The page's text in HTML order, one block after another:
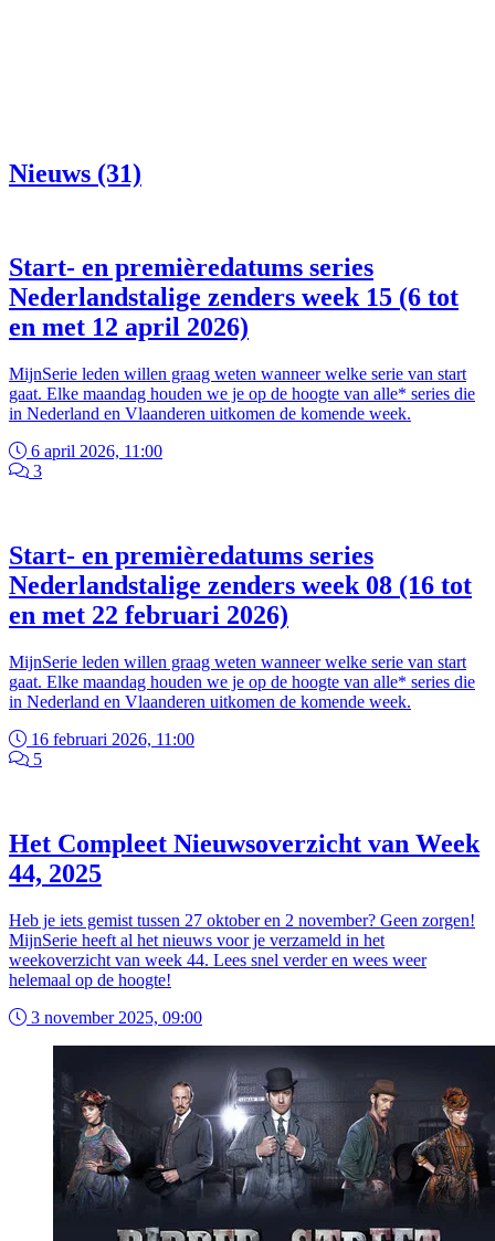
Nieuws (31)
Start- en premièredatums series
Nederlandstalige zenders week 15 (6 tot
en met 12 april 2026)
MijnSerie leden willen graag weten wanneer welke serie van start
gaat. Elke maandag houden we je op de hoogte van alle* series die
in Nederland en Vlaanderen uitkomen de komende week.
6 april 2026, 11:00
3
Start- en premièredatums series
Nederlandstalige zenders week 08 (16 tot
en met 22 februari 2026)
MijnSerie leden willen graag weten wanneer welke serie van start
gaat. Elke maandag houden we je op de hoogte van alle* series die
in Nederland en Vlaanderen uitkomen de komende week.
16 februari 2026, 11:00
5
Het Compleet Nieuwsoverzicht van Week
44, 2025
Heb je iets gemist tussen 27 oktober en 2 november? Geen zorgen!
MijnSerie heeft al het nieuws voor je verzameld in het
weekoverzicht van week 44. Lees snel verder en wees weer
helemaal op de hoogte!
3 november 2025, 09:00